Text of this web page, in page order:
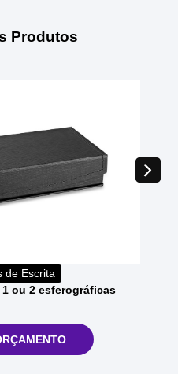
Produtos
de Escrita
1 ou 2 esferográficas